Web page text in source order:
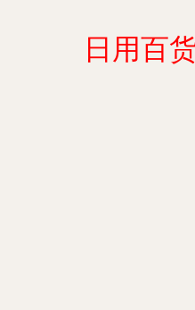
日用百